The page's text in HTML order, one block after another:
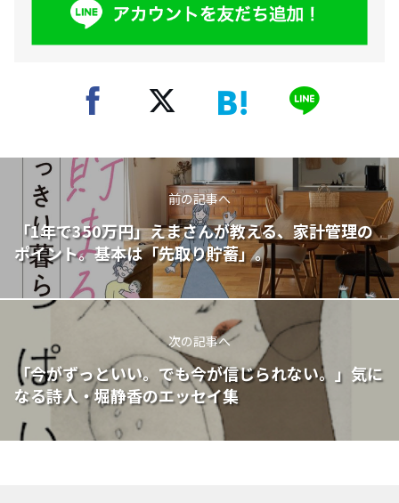
前の記事へ
「1年で350万円」えまさんが教える、家計管理の
ポイント。基本は「先取り貯蓄」。
次の記事へ
「今がずっといい。でも今が信じられない。」気に
なる詩人・堀静香のエッセイ集